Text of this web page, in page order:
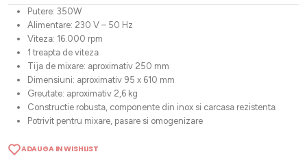
Putere: 350W
Alimentare: 230 V – 50 Hz
Viteza: 16.000 rpm
1 treapta de viteza
Tija de mixare: aproximativ 250 mm
Dimensiuni: aproximativ 95 x 610 mm
Greutate: aproximativ 2,6 kg
Constructie robusta, componente din inox si carcasa rezistenta
Potrivit pentru mixare, pasare si omogenizare
ADAUGA IN WISHLIST